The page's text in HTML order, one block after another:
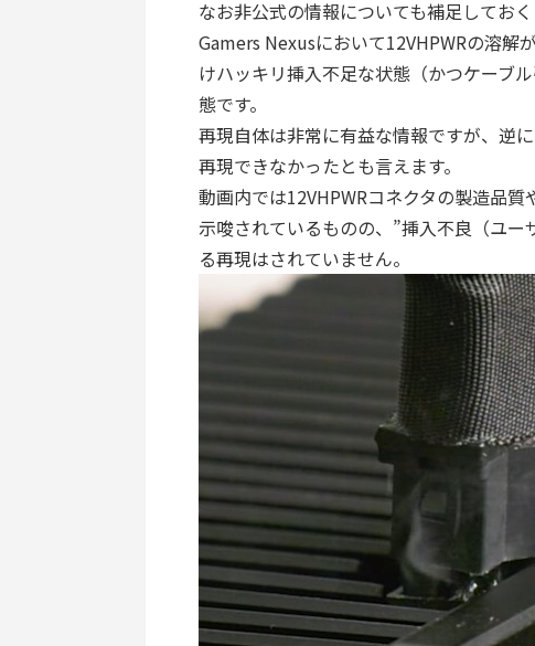
なお非公式の情報についても補足してお
Gamers Nexusにおいて12VHPWRの溶解
けハッキリ挿入不足な状態（かつケーブ
態です。
再現自体は非常に有益な情報ですが、逆
再現できなかったとも言えます。
動画内では12VHPWRコネクタの製造品
示唆されているものの、”挿入不良（ユ
る再現はされていません。